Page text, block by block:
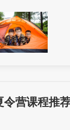
令营课程